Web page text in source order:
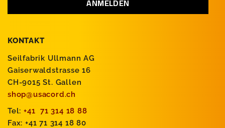
KONTAKT
Seilfabrik Ullmann AG
Gaiserwaldstrasse 16
CH-9015 St. Gallen
shop@usacord.ch
Tel: +41 71 314 18 88
Fax: +41 71 314 18 80